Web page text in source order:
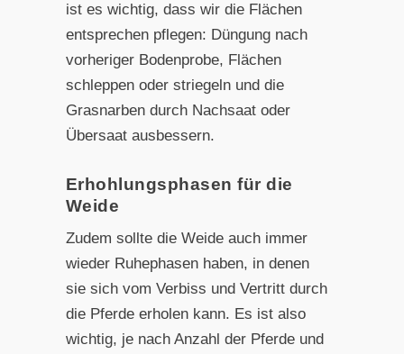
ist es wichtig, dass wir die Flächen
entsprechen pflegen: Düngung nach
vorheriger Bodenprobe, Flächen
schleppen oder striegeln und die
Grasnarben durch Nachsaat oder
Übersaat ausbessern.
Erhohlungsphasen für die
Weide
Zudem sollte die Weide auch immer
wieder Ruhephasen haben, in denen
sie sich vom Verbiss und Vertritt durch
die Pferde erholen kann. Es ist also
wichtig, je nach Anzahl der Pferde und